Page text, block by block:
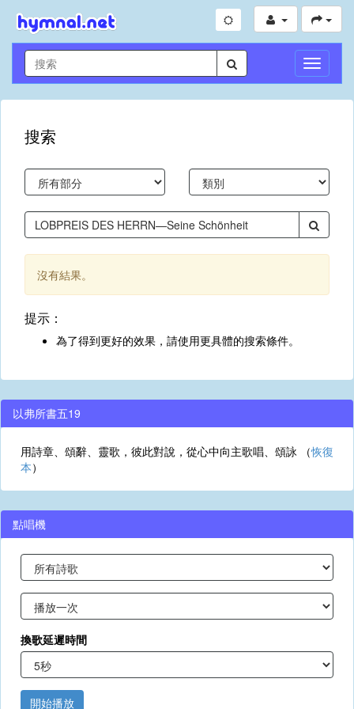
切
換
導
搜索
沒有結果。
提示：
為了得到更好的效果，請使用更具體的搜索條件。
以弗所書五19
用詩章、頌辭、靈歌，彼此對說，從心中向主歌唱、頌詠 （恢復
本）
點唱機
換歌延遲時間
開始播放